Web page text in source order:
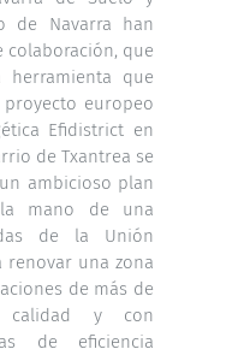
de Navarra han
colaboración, que
que
europeo
Efidistrict en
de Txantrea se
ambicioso plan
mano de una
de la Unión
renovar una zona
de más de
y con
de eficiencia